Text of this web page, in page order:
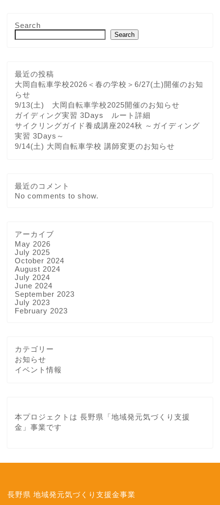
Search
Search
最近の投稿
大岡自転車学校2026＜春の学校＞6/27(土)開催のお知
らせ
9/13(土) 大岡自転車学校2025開催のお知らせ
ガイディング実習 3Days ルート詳細
サイクリングガイド養成講座2024秋 ～ガイディング
実習 3Days～
9/14(土) 大岡自転車学校 講師変更のお知らせ
最近のコメント
No comments to show.
アーカイブ
May 2026
July 2025
October 2024
August 2024
July 2024
June 2024
September 2023
July 2023
February 2023
カテゴリー
お知らせ
イベント情報
本プロジェクトは 長野県「地域発元気づくり支援
金」事業です
長野県 地域発元気づくり支援金事業
ツアーのご案内